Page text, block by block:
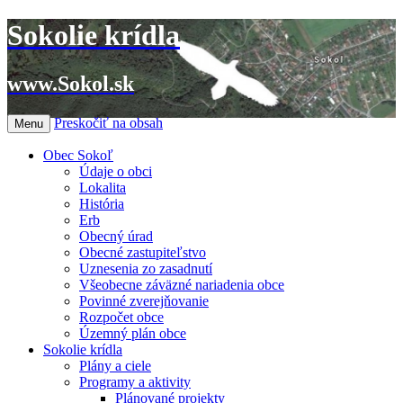
Sokolie krídla
www.Sokol.sk
Menu Preskočiť na obsah
Obec Sokoľ
Údaje o obci
Lokalita
História
Erb
Obecný úrad
Obecné zastupiteľstvo
Uznesenia zo zasadnutí
Všeobecne záväzné nariadenia obce
Povinné zverejňovanie
Rozpočet obce
Územný plán obce
Sokolie krídla
Plány a ciele
Programy a aktivity
Plánované projekty